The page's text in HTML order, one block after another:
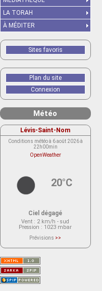
LA TORAH
À MÉDITER
Sites favoris
Plan du site
Connexion
Météo
Lévis-Saint-Nom
Conditions météo à 6 août 2026 à
22h00min
OpenWeather
20°C
Ciel dégagé
Vent : 2 km/h - sud
Pression : 1023 mbar
Prévisions >>
actuellement aucune prévision
Saint-Nom.
Veuillez consulter le message du
service ci-dessous.
(401 - Invalid API key. Please see
https://openweathermap.org/faq#error401